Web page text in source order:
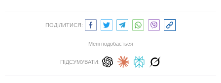
ПОДІЛИТИСЯ:
Мені подобається
ПІДСУМУВАТИ: